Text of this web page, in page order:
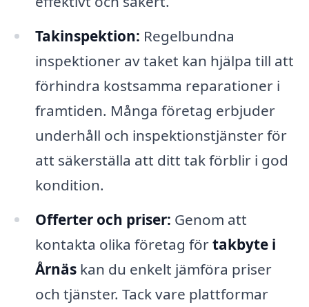
Takinspektion: Regelbundna
inspektioner av taket kan hjälpa till att
förhindra kostsamma reparationer i
framtiden. Många företag erbjuder
underhåll och inspektionstjänster för
att säkerställa att ditt tak förblir i god
kondition.
Offerter och priser: Genom att
kontakta olika företag förtakbyte i
Årnäskan du enkelt jämföra priser
och tjänster. Tack vare plattformar